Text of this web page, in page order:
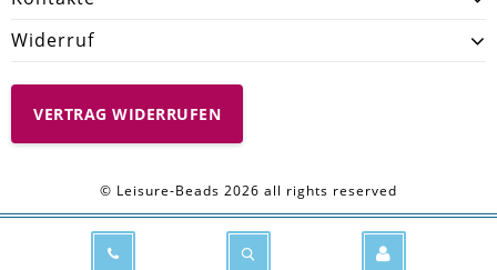
Widerruf
VERTRAG WIDERRUFEN
© Leisure-Beads 2026 all rights reserved